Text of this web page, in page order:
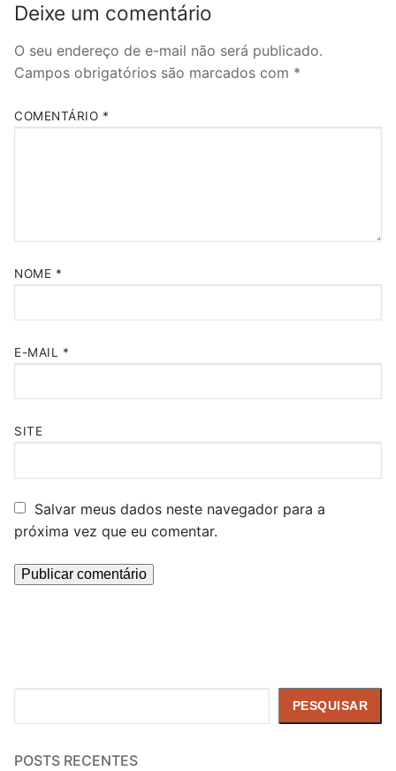
Deixe um comentário
O seu endereço de e-mail não será publicado.
Campos obrigatórios são marcados com *
COMENTÁRIO *
NOME *
E-MAIL *
SITE
Salvar meus dados neste navegador para a
próxima vez que eu comentar.
PESQUISAR
POSTS RECENTES